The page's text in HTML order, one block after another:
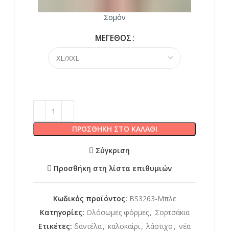
Σομόν
ΜΈΓΕΘΟΣ
ΠΡΟΣΘΉΚΗ ΣΤΟ ΚΑΛΆΘΙ
Σύγκριση
Προσθήκη στη λίστα επιθυμιών
Κωδικός προϊόντος: BS3263-Μπλε
Κατηγορίες: Ολόσωμες φόρμες, Σορτσάκια
Ετικέτες: δαντέλα, καλοκαίρι, λάστιχο , νέα